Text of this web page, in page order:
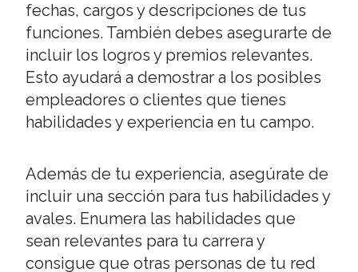
fechas, cargos y descripciones de tus
funciones. También debes asegurarte de
incluir los logros y premios relevantes.
Esto ayudará a demostrar a los posibles
empleadores o clientes que tienes
habilidades y experiencia en tu campo.
Además de tu experiencia, asegúrate de
incluir una sección para tus habilidades y
avales. Enumera las habilidades que
sean relevantes para tu carrera y
consigue que otras personas de tu red